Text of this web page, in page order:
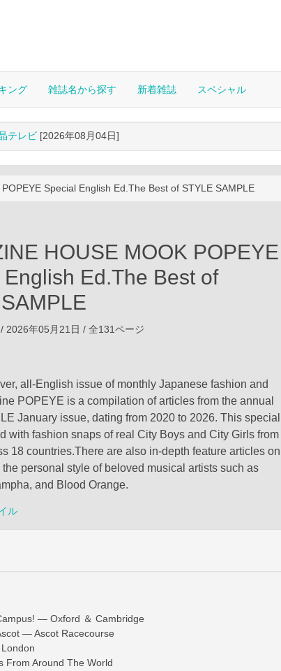
ング 雑誌名から探す 新着雑誌 スペシャル
テレビ [2026年08月04日]
Special English Ed.The Best of STYLE SAMPLE
HOUSE MOOK POPEYE
Ed.The Best of
2026年05月21日 / 全131ページ
all-English issue of monthly Japanese fashion and
POPEYE is a compilation of articles from the annual
January issue, dating from 2020 to 2026. This special
with fashion snaps of real City Boys and City Girls from
18 countries.There are also in-depth feature articles on
personal style of beloved musical artists such as
and Blood Orange.
ル
— Oxford ＆ Cambridge
— Ascot Racecourse
From Around The World